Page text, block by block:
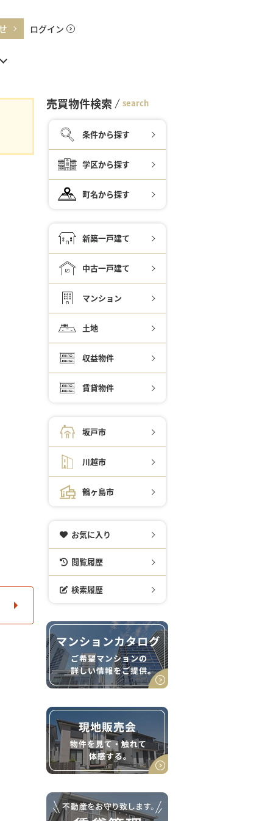
ログイン
売買物件検索 search
条件から探す
学区から探す
町名から探す
新築一戸建て
中古一戸建て
マンション
土地
収益物件
賃貸物件
坂戸市
川越市
鶴ヶ島市
お気に入り
閲覧履歴
検索履歴